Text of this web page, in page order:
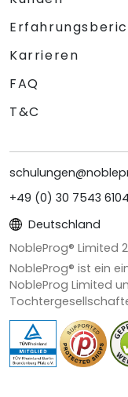
Karrieren
FAQ
T&C
+49 (0) 30 7543 6104
Deutschland
NobleProg® Limited
NobleProg® ist ein
NobleProg Limited